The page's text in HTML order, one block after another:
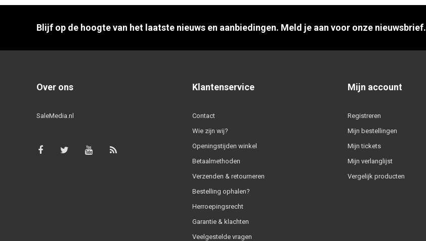
Blijf op de hoogte van het laatste nieuws en aanbiedingen. Meld je aan voor onze nieuwsbrief.
Over ons
SaleMedia.nl
Klantenservice
Contact
Wie zijn wij?
Openingstijden winkel
Betaalmethoden
Verzenden & retourneren
Bestelling ophalen?
Herroepingsrecht
Garantie & klachten
Veelgestelde vragen
Mijn account
Registreren
Mijn bestellingen
Mijn tickets
Mijn verlanglijst
Vergelijk producten